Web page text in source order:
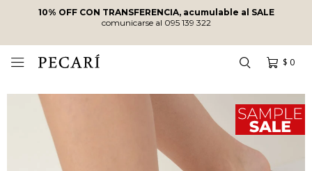
10% OFF CON TRANSFERENCIA, acumulable al SALE
comunicarse al 095 139 322
$ 0
